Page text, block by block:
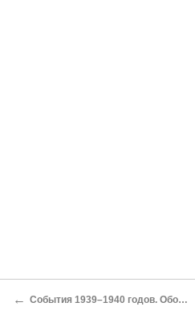
← События 1939–1940 годов. Оборонительные бои в Украине 1941 года